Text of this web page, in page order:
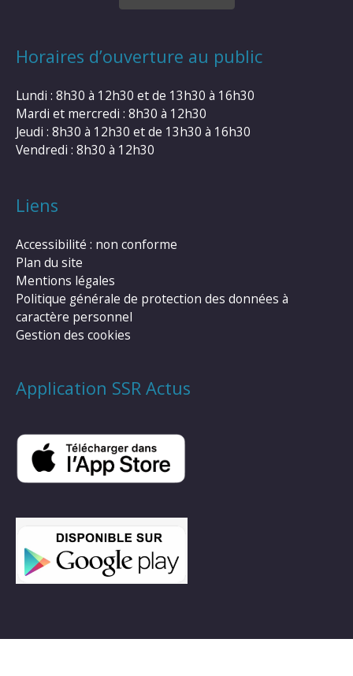
Horaires d’ouverture au public
Lundi : 8h30 à 12h30 et de 13h30 à 16h30
Mardi et mercredi : 8h30 à 12h30
Jeudi : 8h30 à 12h30 et de 13h30 à 16h30
Vendredi : 8h30 à 12h30
Liens
Accessibilité : non conforme
Plan du site
Mentions légales
Politique générale de protection des données à
caractère personnel
Gestion des cookies
Application SSR Actus